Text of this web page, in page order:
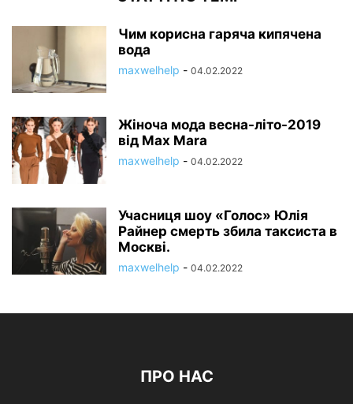
Чим корисна гаряча кипячена
вода
maxwelhelp - 04.02.2022
Жіноча мода весна-літо-2019
від Max Mara
maxwelhelp - 04.02.2022
Учасниця шоу «Голос» Юлія
Райнер смерть збила таксиста в
Москві.
maxwelhelp - 04.02.2022
ПРО НАС